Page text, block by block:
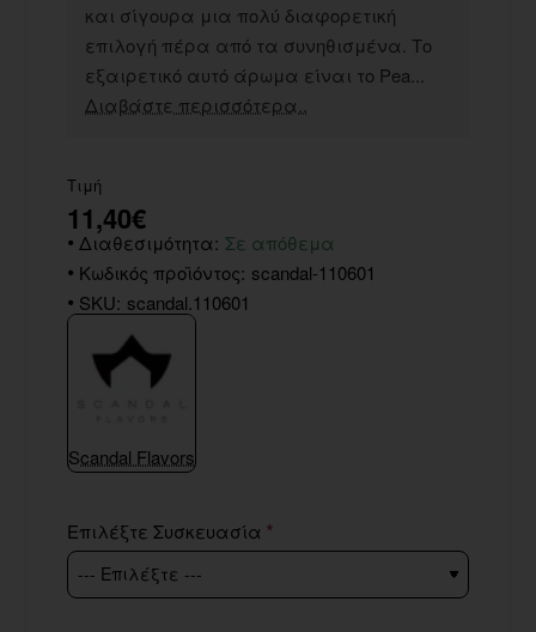
και σίγουρα μια πολύ διαφορετική
επιλογή πέρα από τα συνηθισμένα. Το
εξαιρετικό αυτό άρωμα είναι το Pea...
Διαβάστε περισσότερα..
Τιμή
11,40€
Διαθεσιμότητα: Σε απόθεμα
Κωδικός προϊόντος: scandal-110601
SKU: scandal.110601
Scandal Flavors
Επιλέξτε Συσκευασία